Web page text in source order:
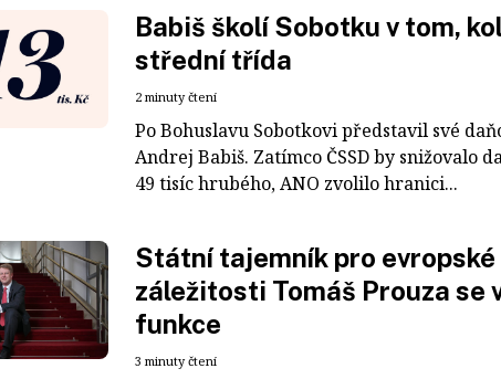
Babiš školí Sobotku v tom,
střední třída
2 minuty čtení
Po Bohuslavu Sobotkovi představil své
Andrej Babiš. Zatímco ČSSD by snižovalo
49 tisíc hrubého, ANO zvolilo hranici...
Státní tajemník pro evropské
záležitosti Tomáš Prouza se
funkce
3 minuty čtení